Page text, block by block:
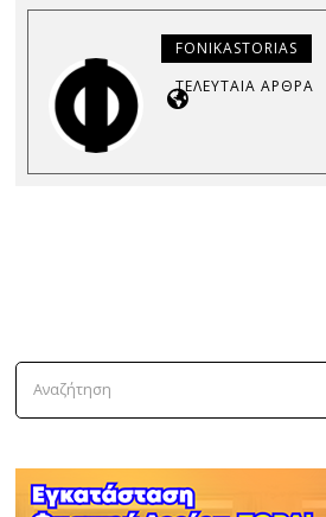
FONIKASTORIAS
ΤΕΛΕΥΤΑΊΑ ΆΡΘΡΑ